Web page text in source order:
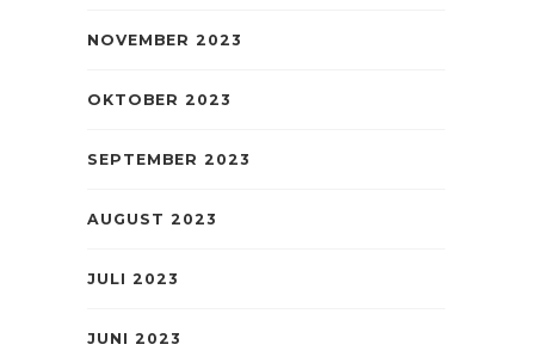
NOVEMBER 2023
OKTOBER 2023
SEPTEMBER 2023
AUGUST 2023
JULI 2023
JUNI 2023